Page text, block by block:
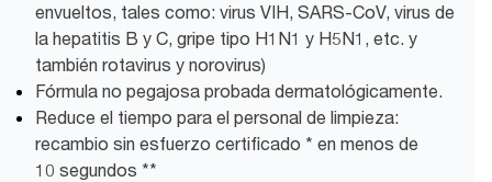
envueltos, tales como: virus VIH, SARS-CoV, virus de
la hepatitis B y C, gripe tipo H1N1 y H5N1, etc. y
también rotavirus y norovirus)
Fórmula no pegajosa probada dermatológicamente.
Reduce el tiempo para el personal de limpieza:
recambio sin esfuerzo certificado * en menos de
10 segundos **